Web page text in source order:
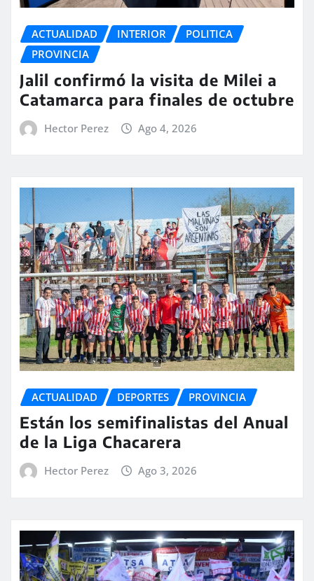
ACTUALIDAD INTERIOR
POLITICA
PROVINCIA
Jalil confirmó la visita de Milei a
Catamarca para finales de octubre
Hector Perez Ago 4, 2026
ACTUALIDAD DEPORTES PROVINCIA
Están los semifinalistas del Anual
de la Liga Chacarera
Hector Perez Ago 3, 2026